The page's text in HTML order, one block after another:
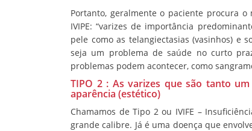
Portanto, geralmente o paciente procura
IVIPE: “varizes de importância
pele como as telangiectasias (vasinhos) e
seja um problema de saúde no curto
problemas podem acontecer, como
TIPO 2 : As varizes que são tanto
aparência (estético)
Chamamos de Tipo 2 ou IVIFE –
grande calibre. Já é uma doença que